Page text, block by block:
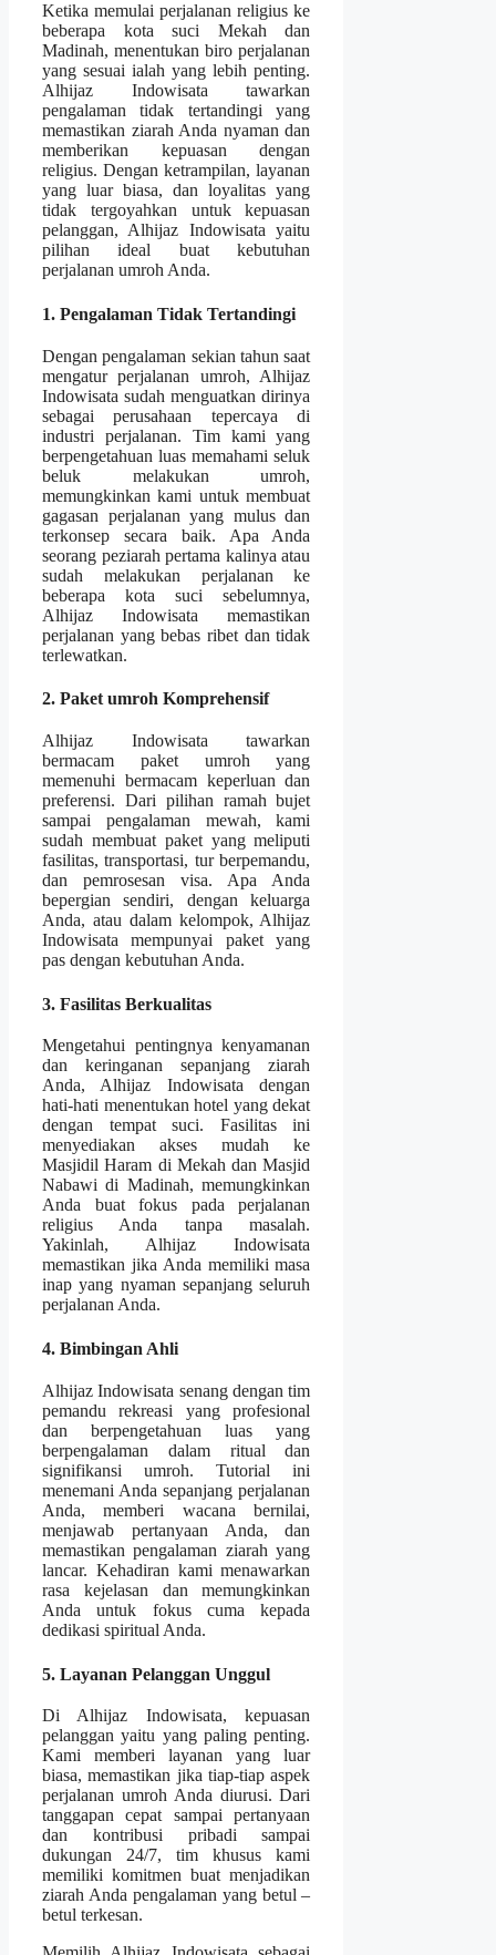
Ketika memulai perjalanan religius ke
beberapa kota suci Mekah dan
Madinah, menentukan biro perjalanan
yang sesuai ialah yang lebih penting.
Alhijaz Indowisata tawarkan
pengalaman tidak tertandingi yang
memastikan ziarah Anda nyaman dan
memberikan kepuasan dengan
religius. Dengan ketrampilan, layanan
yang luar biasa, dan loyalitas yang
tidak tergoyahkan untuk kepuasan
pelanggan, Alhijaz Indowisata yaitu
pilihan ideal buat kebutuhan
perjalanan umroh Anda.
1. Pengalaman Tidak Tertandingi
Dengan pengalaman sekian tahun saat
mengatur perjalanan umroh, Alhijaz
Indowisata sudah menguatkan dirinya
sebagai perusahaan tepercaya di
industri perjalanan. Tim kami yang
berpengetahuan luas memahami seluk
beluk melakukan umroh,
memungkinkan kami untuk membuat
gagasan perjalanan yang mulus dan
terkonsep secara baik. Apa Anda
seorang peziarah pertama kalinya atau
sudah melakukan perjalanan ke
beberapa kota suci sebelumnya,
Alhijaz Indowisata memastikan
perjalanan yang bebas ribet dan tidak
terlewatkan.
2. Paket umroh Komprehensif
Alhijaz Indowisata tawarkan
bermacam paket umroh yang
memenuhi bermacam keperluan dan
preferensi. Dari pilihan ramah bujet
sampai pengalaman mewah, kami
sudah membuat paket yang meliputi
fasilitas, transportasi, tur berpemandu,
dan pemrosesan visa. Apa Anda
bepergian sendiri, dengan keluarga
Anda, atau dalam kelompok, Alhijaz
Indowisata mempunyai paket yang
pas dengan kebutuhan Anda.
3. Fasilitas Berkualitas
Mengetahui pentingnya kenyamanan
dan keringanan sepanjang ziarah
Anda, Alhijaz Indowisata dengan
hati-hati menentukan hotel yang dekat
dengan tempat suci. Fasilitas ini
menyediakan akses mudah ke
Masjidil Haram di Mekah dan Masjid
Nabawi di Madinah, memungkinkan
Anda buat fokus pada perjalanan
religius Anda tanpa masalah.
Yakinlah, Alhijaz Indowisata
memastikan jika Anda memiliki masa
inap yang nyaman sepanjang seluruh
perjalanan Anda.
4. Bimbingan Ahli
Alhijaz Indowisata senang dengan tim
pemandu rekreasi yang profesional
dan berpengetahuan luas yang
berpengalaman dalam ritual dan
signifikansi umroh. Tutorial ini
menemani Anda sepanjang perjalanan
Anda, memberi wacana bernilai,
menjawab pertanyaan Anda, dan
memastikan pengalaman ziarah yang
lancar. Kehadiran kami menawarkan
rasa kejelasan dan memungkinkan
Anda untuk fokus cuma kepada
dedikasi spiritual Anda.
5. Layanan Pelanggan Unggul
Di Alhijaz Indowisata, kepuasan
pelanggan yaitu yang paling penting.
Kami memberi layanan yang luar
biasa, memastikan jika tiap-tiap aspek
perjalanan umroh Anda diurusi. Dari
tanggapan cepat sampai pertanyaan
dan kontribusi pribadi sampai
dukungan 24/7, tim khusus kami
memiliki komitmen buat menjadikan
ziarah Anda pengalaman yang betul –
betul terkesan.